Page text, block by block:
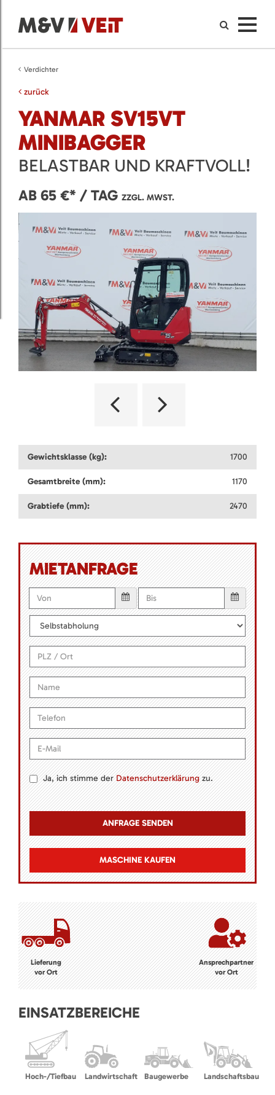
Verdichter
zurück
YANMAR SV15VT
MINIBAGGER
BELASTBAR UND KRAFTVOLL!
AB 65 €* / TAG ZZGL. MWST.
Gewichtsklasse (kg): 1700
Gesamtbreite (mm): 1170
Grabtiefe (mm): 2470
MIETANFRAGE
Ja, ich stimme derDatenschutzerklärungzu.
MASCHINE KAUFEN
Lieferung
vor Ort
Ansprechpartner
vor Ort
EINSATZBEREICHE
Hoch-/Tiefbau Landwirtschaft Baugewerbe Landschaftsbau